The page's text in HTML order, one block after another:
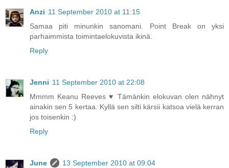
Anzi 11 September 2010 at 11:15
Samaa piti minunkin sanomani. Point Break on yksi
parhaimmista toimintaelokuvista ikinä.
Reply
Jenni 11 September 2010 at 22:08
Mmmm Keanu Reeves ♥ Tämänkin elokuvan olen nähnyt
ainakin sen 5 kertaa. Kyllä sen silti kärsii katsoa vielä kerran
jos toisenkin :)
Reply
June
13 September 2010 at 09:04